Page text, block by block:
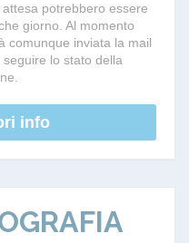
potrebbero essere
giorno. Al momento
comunque inviata la mail
lo stato della
info